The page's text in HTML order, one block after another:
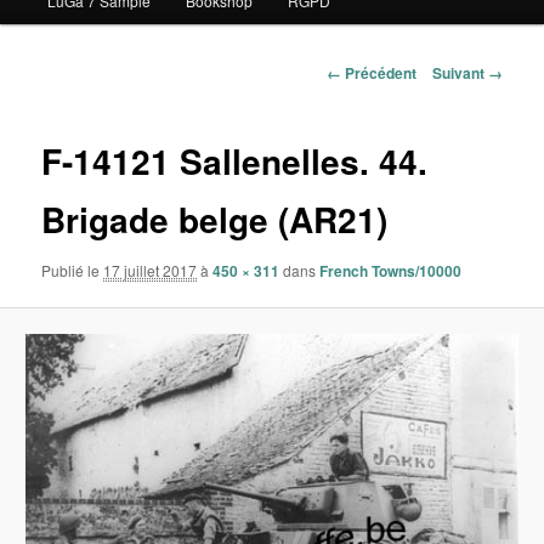
contenu
Navigation
← Précédent Suivant →
F-14121 Sallenelles. 44.
Brigade belge (AR21)
Publié le 17 juillet 2017à450 × 311 dans French Towns/10000